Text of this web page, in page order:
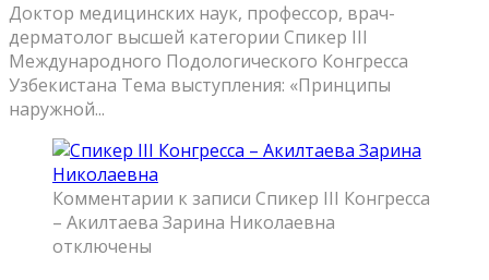
Доктор медицинских наук, профессор, врач-
дерматолог высшей категории Спикер III
Международного Подологического Конгресса
Узбекистана Тема выступления: «Принципы
наружной...
Комментарии к записи Спикер III Конгресса
– Акилтаева Зарина Николаевна
отключены